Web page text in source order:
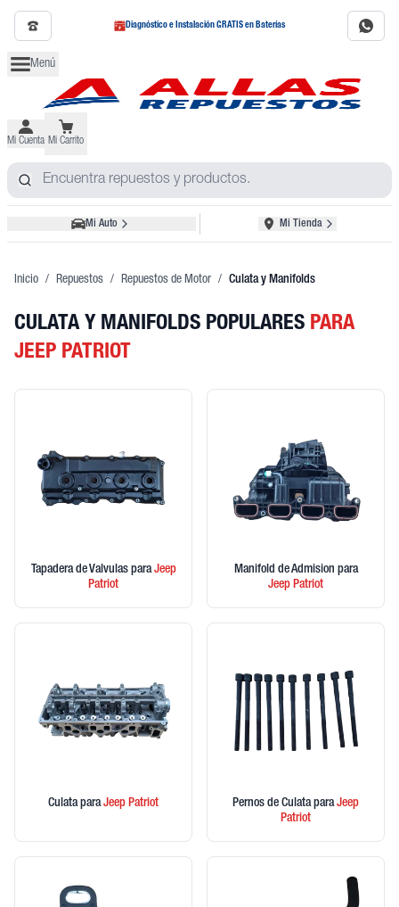
Diagnóstico e Instalación GRATIS en Baterías
Menú
Mi Cuenta Mi Carrito
Mi Auto Mi Tienda
Inicio / Repuestos / Repuestos de Motor / Culata y Manifolds
CULATA Y MANIFOLDS POPULARES PARA
JEEP PATRIOT
Tapadera de Valvulas paraJeep
Patriot
Manifold de Admision para
Jeep Patriot
Culata paraJeep Patriot Pernos de Culata paraJeep
Patriot